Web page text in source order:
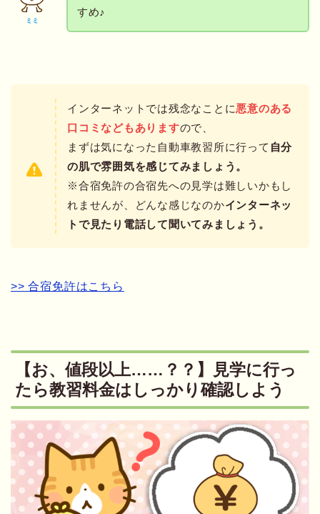
ミミ
すめ♪
インターネットでは残念なことに悪意のある
口コミなどもありますので、
まずは気になった自動車教習所に行って 自分
の肌で雰囲気を感じてみましょう。
※合宿免許の合宿先への見学は難しいかもし
れませんが、どんな感じなのかインターネッ
トで見たり電話して聞いてみましょう。
>> 合宿免許はこちら
【お、値段以上……？？】見学に行っ
たら教習料金はしっかり確認しよう